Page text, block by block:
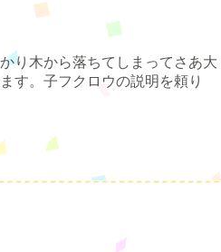
り木から落ちてしまってさあ大
す。子フクロウの説明を頼り